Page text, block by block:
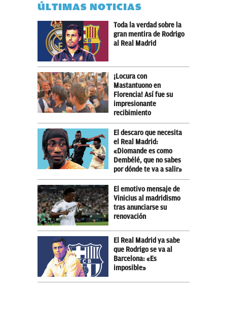
ÚLTIMAS NOTICIAS
Toda la verdad sobre la
gran mentira de Rodrigo
al Real Madrid
¡Locura con
Mastantuono en
Florencia! Así fue su
impresionante
recibimiento
El descaro que necesita
el Real Madrid:
«Diomande es como
Dembélé, que no sabes
por dónde te va a salir»
El emotivo mensaje de
Vinicius al madridismo
tras anunciarse su
renovación
El Real Madrid ya sabe
que Rodrigo se va al
Barcelona: «Es
imposible»